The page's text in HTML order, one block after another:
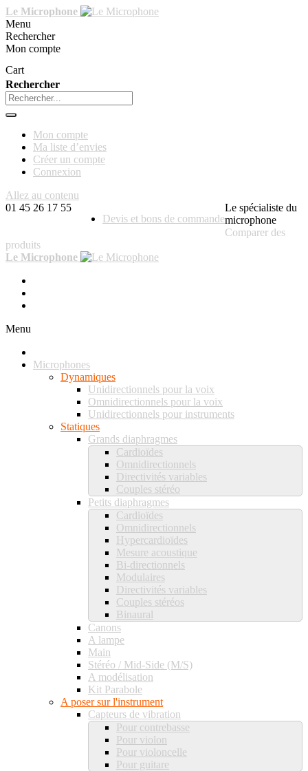
Le Microphone
Menu
Rechercher
Mon compte
Cart
Rechercher
Mon compte
Ma liste d’envies
Créer un compte
Connexion
Allez au contenu
01 45 26 17 55
Devis et bons de commande
Le spécialiste du
microphone
Comparer des
produits
Le Microphone
Menu
Microphones
Dynamiques
Unidirectionnels pour la voix
Omnidirectionnels pour la voix
Unidirectionnels pour instruments
Statiques
Grands diaphragmes
Cardioïdes
Omnidirectionnels
Directivités variables
Couples stéréo
Petits diaphragmes
Cardioïdes
Omnidirectionnels
Hypercardioïdes
Mesure acoustique
Bi-directionnels
Modulaires
Directivités variables
Couples stéréos
Binaural
Canons
A lampe
Main
Stéréo / Mid-Side (M/S)
A modélisation
Kit Parabole
A poser sur l'instrument
Capteurs de vibration
Pour contrebasse
Pour violon
Pour violoncelle
Pour guitare